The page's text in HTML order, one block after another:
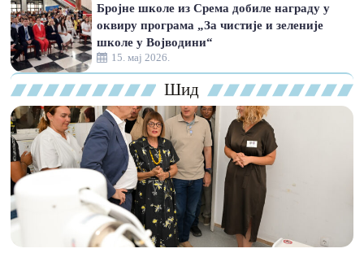
15. мај 2026.
Бројне школе из Срема добиле награду у
оквиру програма „За чистије и зеленије
школе у Војводини“
Шид